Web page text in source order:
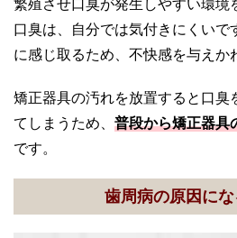
繁殖させ口臭が発生しやすい環境
口臭は、自分では気付きにくいで
に感じ取るため、不快感を与えか
矯正器具の汚れを放置すると口臭
てしまうため、 普段から矯正器具
です。
歯周病の原因に